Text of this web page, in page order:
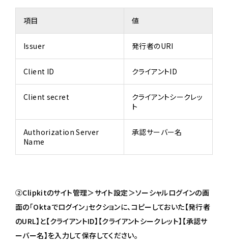
項目 値
Issuer 発行者のURI
Client ID クライアントID
Client secret
クライアントシークレッ
ト
Authorization Server
Name
承認サーバー名
②Clipkitのサイト管理＞サイト設定＞ソーシャルログインの画
面の「Oktaでログイン」セクションに、コピーしておいた【発行者
のURL】と【クライアントID】【クライアントシークレット】【承認サ
ーバー名】を入力して保存してください。